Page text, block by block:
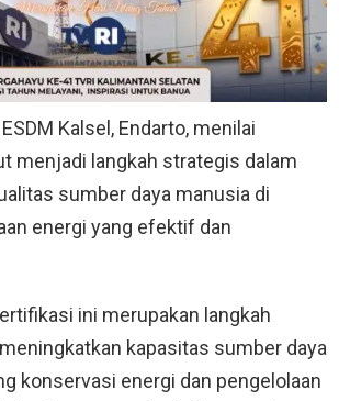
Kalsel, Endarto, menilai
menjadi langkah strategis dalam
sumber daya manusia di
energi yang efektif dan
ini merupakan langkah
kapasitas sumber daya
konservasi energi dan pengelolaan